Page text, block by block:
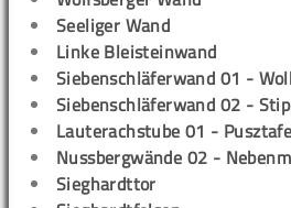
Seeliger Wand
Linke Bleisteinwand
Siebenschläferwand 01 -
Siebenschläferwand 02 -
Lauterachstube 01 -
Nussbergwände 02 -
Sieghardttor